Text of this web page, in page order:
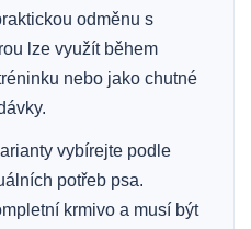
odměnu s
lze využít během
nebo jako chutné
vybírejte podle
potřeb psa.
krmivo a musí být